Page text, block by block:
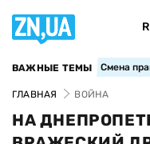
ВАЖНЫЕ ТЕМЫ Смена
ГЛАВНАЯ ВОЙНА
НА